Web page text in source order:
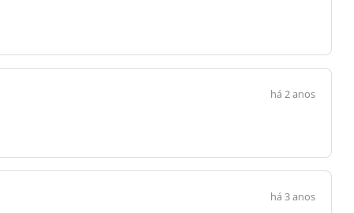
há 2 anos
há 3 anos